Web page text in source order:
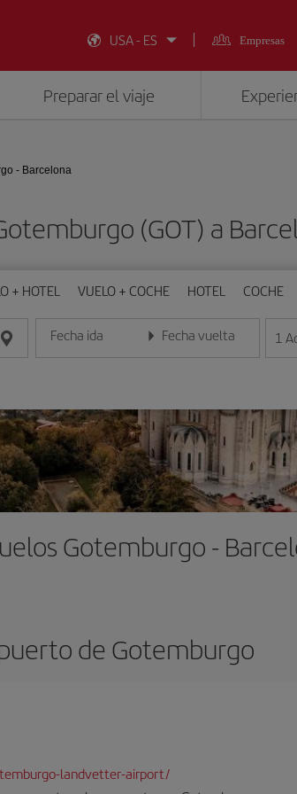
USA - ES
Empresas
Preparar el viaje
- Barcelona
(GOT) a
+ HOTEL VUELO + COCHE HOTEL COCHE
Fecha ida
Introduce la fecha en formato día/mes/año
Fecha vuelta
Introduce la fecha en 1
Gotemburgo -
de Gotemburgo
landvetter-airport/